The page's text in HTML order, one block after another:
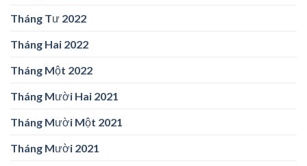
Tháng Tư 2022
Tháng Hai 2022
Tháng Một 2022
Tháng Mười Hai 2021
Tháng Mười Một 2021
Tháng Mười 2021